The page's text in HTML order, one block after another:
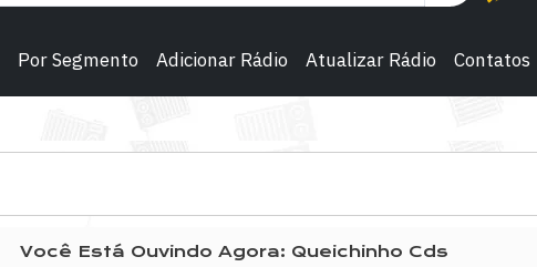
Por Segmento Adicionar Rádio Atualizar Rádio Contatos
Você Está Ouvindo Agora: Queichinho Cds